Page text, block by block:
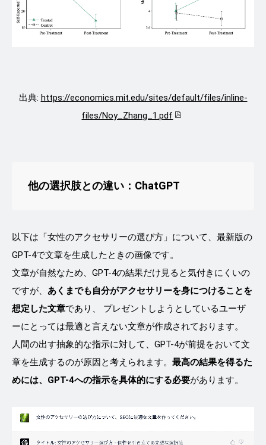
出典: https://economics.mit.edu/sites/default/files/inline-
files/Noy_Zhang_1.pdf
他の選択肢との違い ：ChatGPT
以下は「女性のアクセサリーの選び方」について、最新版の
GPT-4で文章を生成したときの画像です。
文章が自然なため、GPT-4の結果だけ見ると気付きにくいの
ですが、 あくまでも自分がアクセサリーを身につけることを
想定した文章であり、 プレゼントしようとしているユーザ
ーにとっては最適と言えない文章が作成されております。
人間の出す抽象的な指示に対して、GPT-4が前提をおいて文
章を生成するのが原因と考えられます。 最高の結果を得るた
めには、GPT-4への指示を具体的にする必要があります。